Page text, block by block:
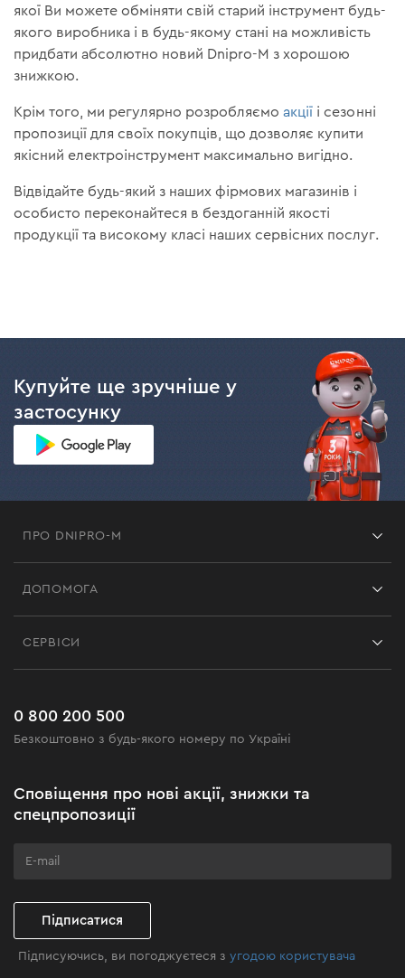
якої Ви можете обміняти свій старий інструмент будь-
якого виробника і в будь-якому стані на можливість
придбати абсолютно новий Dnipro-M з хорошою
знижкою.
Крім того, ми регулярно розробляємоакції і сезонні
пропозиції для своїх покупців, що дозволяє купити
якісний електроінструмент максимально вигідно.
Відвідайте будь-який з наших фірмових магазинів і
особисто переконайтеся в бездоганній якості
продукції та високому класі наших сервісних послуг.
Купуйте ще зручніше у
застосунку
ПРО DNIPRO-M
Чорна п'ятниця
Клуб майстерності
ДОПОМОГА
Поширені запитання
СЕРВІСИ
0 800 200 500
Безкоштовно з будь-якого номеру по Україні
Сповіщення про нові акції, знижки та
спецпропозиції
Підписатися
Підписуючись, ви погоджуєтеся зугодою користувача